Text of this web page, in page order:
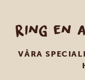
Ring en
VÅRA